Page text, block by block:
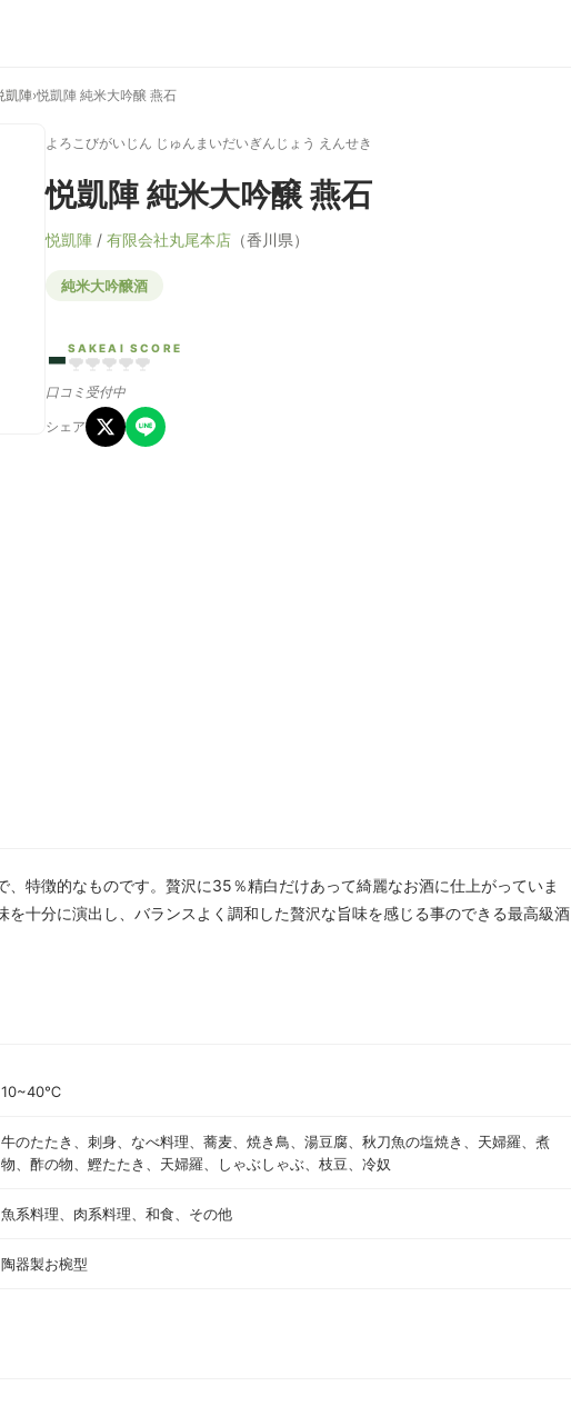
凱陣›悦凱陣 純米大吟醸 燕石
よろこびがいじん じゅんまいだいぎんじょう えんせき
悦凱陣 純米大吟醸 燕石
悦凱陣 / 有限会社丸尾本店 （香川県）
純米大吟醸酒
-SAKEAI SCORE
口コミ受付中
シェア
、特徴的なものです。贅沢に35％精白だけあって綺麗なお酒に仕上がっていま
を十分に演出し、バランスよく調和した贅沢な旨味を感じる事のできる最高級酒
10~40℃
牛のたたき、刺身、なべ料理、蕎麦、焼き鳥、湯豆腐、秋刀魚の塩焼き、天婦羅、煮
物、酢の物、鰹たたき、天婦羅、しゃぶしゃぶ、枝豆、冷奴
魚系料理、肉系料理、和食、その他
陶器製お椀型